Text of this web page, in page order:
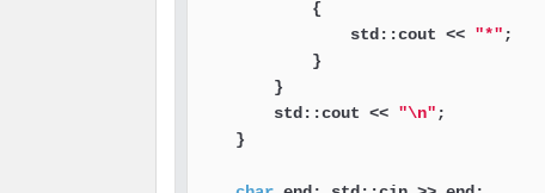
            {
                std::cout <<
"*" ;
            }
        }
        std::cout <<
"\n" ;
    }